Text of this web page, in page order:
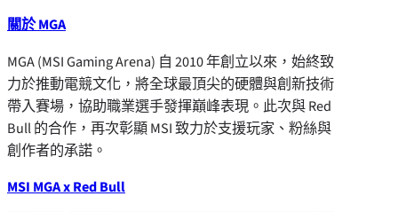
關於 MGA
MGA (MSI Gaming Arena) 自 2010 年創立以來，始終致
力於推動電競文化，將全球最頂尖的硬體與創新技術
帶入賽場，協助職業選手發揮巔峰表現。此次與 Red
Bull 的合作，再次彰顯 MSI 致力於支援玩家、粉絲與
創作者的承諾。
MSI MGAxRed Bull